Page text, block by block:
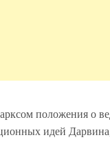
положения о
идей